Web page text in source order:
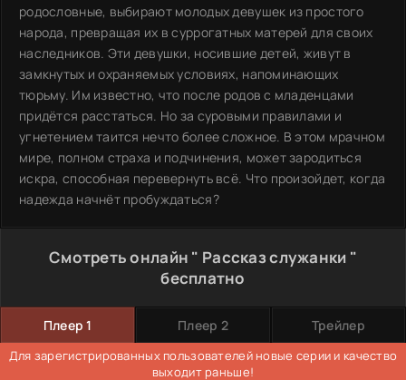
родословные, выбирают молодых девушек из простого
народа, превращая их в суррогатных матерей для своих
наследников. Эти девушки, носившие детей, живут в
замкнутых и охраняемых условиях, напоминающих
тюрьму. Им известно, что после родов с младенцами
придётся расстаться. Но за суровыми правилами и
угнетением таится нечто более сложное. В этом мрачном
мире, полном страха и подчинения, может зародиться
искра, способная перевернуть всё. Что произойдет, когда
надежда начнёт пробуждаться?
Смотреть онлайн " Рассказ служанки "
бесплатно
Плеер 1 Плеер 2 Трейлер
Для зарегистрированных пользователей новые серии и качество
выходит раньше!